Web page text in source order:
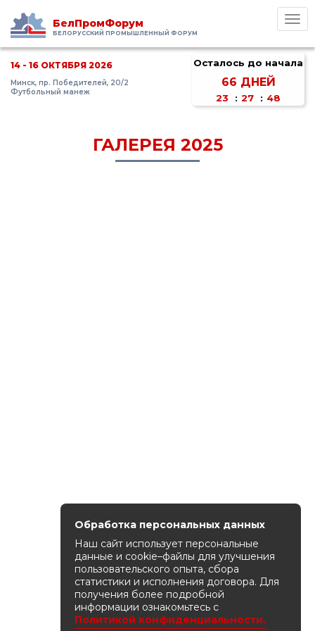
БелПромФорум
БЕЛОРУССКИЙ ПРОМЫШЛЕННЫЙ ФОРУМ
14 - 16 ОКТЯБРЯ 2026
Минск, пр. Победителей, 20/2
Футбольный манеж
Осталось до начала
66 ДНЕЙ
23 : 27 : 48
ГАЛЕРЕЯ 2025
Обработка персональных данных
Наш сайт использует персональные
данные и cookie–файлы для улучшения
пользовательского опыта, сбора
статистики и исполнения договора. Для
получения более подробной
информации ознакомьтесь с
Политикой конфиденциальности.